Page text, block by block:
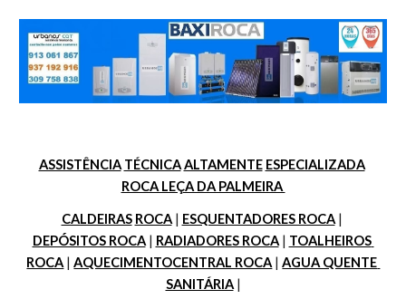
ASSISTÊNCIA TÉCNICA ALTAMENTE ESPECIALIZADA
ROCA LEÇA DA PALMEIRA
CALDEIRAS ROCA | ESQUENTADORES ROCA
DEPÓSITOS ROCA | RADIADORES ROCA | TOALHEIROS
ROCA | AQUECIMENTOCENTRAL ROCA | AGUA QUENTE
SANITÁRIA |